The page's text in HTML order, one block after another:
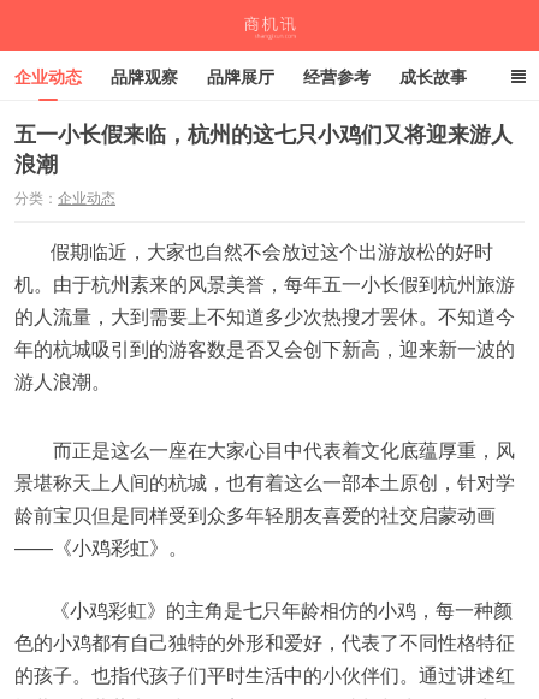
企业动态 品牌观察 品牌展厅 经营参考 成长故事
深度观察 伙伴计划
五一小长假来临，杭州的这七只小鸡们又将迎来游人
浪潮
分类： 企业动态
假期临近，大家也自然不会放过这个出游放松的好时
机。由于杭州素来的风景美誉，每年五一小长假到杭州旅游
的人流量，大到需要上不知道多少次热搜才罢休。不知道今
年的杭城吸引到的游客数是否又会创下新高，迎来新一波的
游人浪潮。
而正是这么一座在大家心目中代表着文化底蕴厚重，风
景堪称天上人间的杭城，也有着这么一部本土原创，针对学
龄前宝贝但是同样受到众多年轻朋友喜爱的社交启蒙动画
——《小鸡彩虹》。
《小鸡彩虹》的主角是七只年龄相仿的小鸡，每一种颜
色的小鸡都有自己独特的外形和爱好，代表了不同性格特征
的孩子。也指代孩子们平时生活中的小伙伴们。通过讲述红